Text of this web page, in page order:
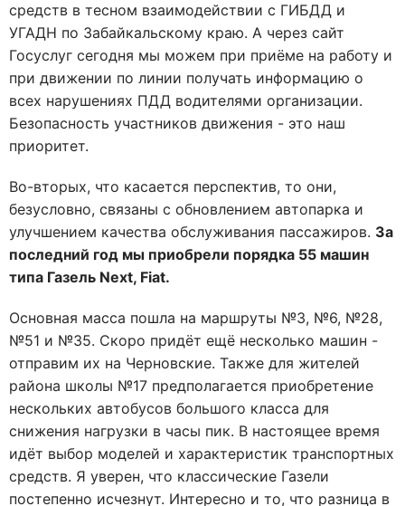
средств в тесном взаимодействии с ГИБДД и
УГАДН по Забайкальскому краю. А через сайт
Госуслуг сегодня мы можем при приёме на работу и
при движении по линии получать информацию о
всех нарушениях ПДД водителями организации.
Безопасность участников движения - это наш
приоритет.
Во-вторых, что касается перспектив, то они,
безусловно, связаны с обновлением автопарка и
улучшением качества обслуживания пассажиров. За
последний год мы приобрели порядка 55 машин
типа Газель Next, Fiat.
Основная масса пошла на маршруты №3, №6, №28,
№51 и №35. Скоро придёт ещё несколько машин -
отправим их на Черновские. Также для жителей
района школы №17 предполагается приобретение
нескольких автобусов большого класса для
снижения нагрузки в часы пик. В настоящее время
идёт выбор моделей и характеристик транспортных
средств. Я уверен, что классические Газели
постепенно исчезнут. Интересно и то, что разница в